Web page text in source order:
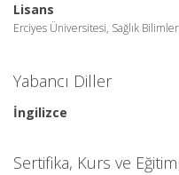
Lisans
Erciyes Üniversitesi, Sağlık
Yabancı Diller
İngilizce
Sertifika, Kurs ve